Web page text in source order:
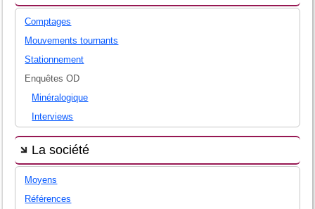
Comptages
Mouvements tournants
Stationnement
Enquêtes OD
Minéralogique
Interviews
La société
Moyens
Références